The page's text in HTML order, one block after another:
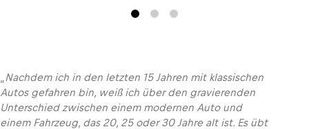
Nachdem ich in den letzten 15 Jahren mit klassischen
Autos gefahren bin, weiß ich über den gravierenden
Unterschied zwischen einem modernen Auto und
einem Fahrzeug, das 20, 25 oder 30 Jahre alt ist. Es übt